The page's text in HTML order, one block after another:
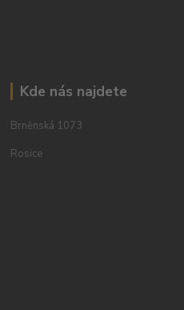
Kde nás najdete
Brněnská 1073
Rosice